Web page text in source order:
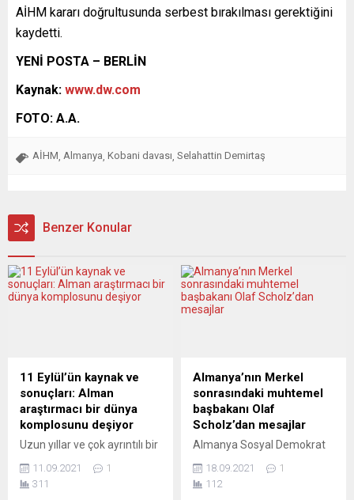
AİHM kararı doğrultusunda serbest bırakılması gerektiğini
kaydetti.
YENİ POSTA – BERLİN
Kaynak: www.dw.com
FOTO: A.A.
AİHM Almanya Kobani davası Selahattin Demirtaş
Benzer Konular
11 Eylül’ün kaynak ve
sonuçları: Alman
araştırmacı bir dünya
komplosunu deşiyor
Uzun yıllar ve çok ayrıntılı bir
Eylül kitabında,olayın çok
taraflı bir komplonun içinden
11.09.2021
1
311
Almanya’nın Merkel
sonrasındaki muhtemel
başbakanı Olaf
Scholz’dan mesajlar
Almanya Sosyal Demokrat
adayı Olaf Scholz, Yeni
Posta gazetesinin sorularını
18.09.2021
1
112